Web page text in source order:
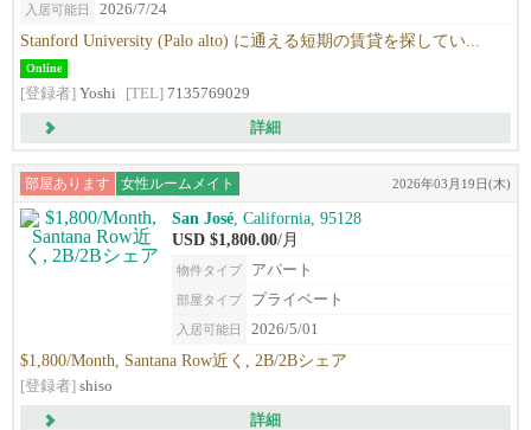
入居可能日 2026/7/24
Stanford University (Palo alto) に通える短期の賃貸を探してい...
Online
[登録者] Yoshi [TEL] 7135769029
詳細
部屋あります 女性ルームメイト 2026年03月19日(木)
San José , California, 95128
USD $1,800.00/月
物件タイプ アパート
部屋タイプ プライベート
入居可能日 2026/5/01
$1,800/Month, Santana Row近く, 2B/2Bシェア
[登録者] shiso
詳細